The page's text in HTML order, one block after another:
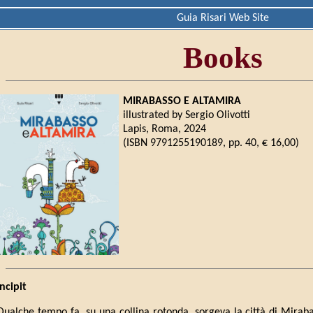
Guia Risari Web Site
Books
MIRABASSO E ALTAMIRA
illustrated by Sergio Olivotti
Lapis, Roma, 2024
(ISBN 9791255190189, pp. 40, € 16,00)